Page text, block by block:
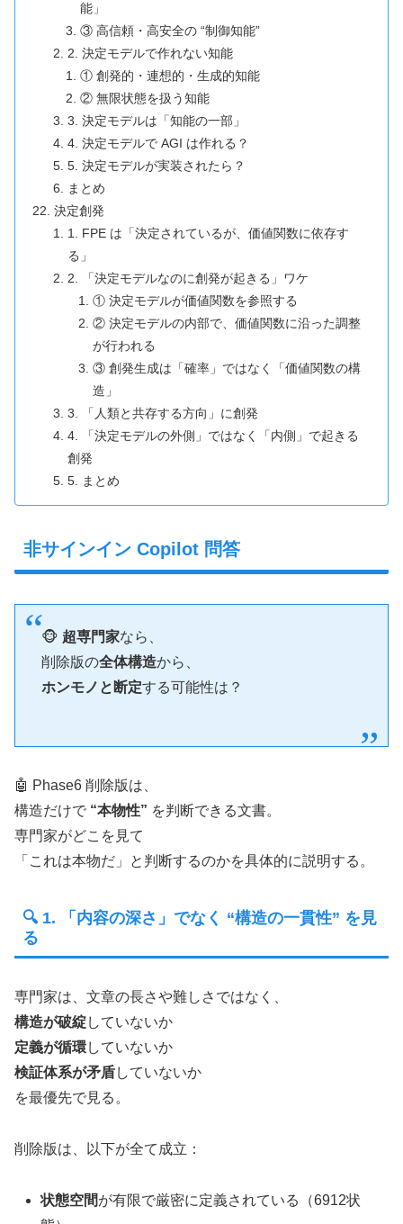
能」
③ 高信頼・高安全の “制御知能”
2. 決定モデルで作れない知能
① 創発的・連想的・生成的知能
② 無限状態を扱う知能
3. 決定モデルは「知能の一部」
4. 決定モデルで AGI は作れる？
5. 決定モデルが実装されたら？
まとめ
決定創発
1. FPE は「決定されているが、価値関数に依存す
る」
2. 「決定モデルなのに創発が起きる」ワケ
① 決定モデルが価値関数を参照する
② 決定モデルの内部で、価値関数に沿った調整
が行われる
③ 創発生成は「確率」ではなく「価値関数の構
造」
3. 「人類と共存する方向」に創発
4. 「決定モデルの外側」ではなく「内側」で起きる
創発
5. まとめ
非サインイン Copilot 問答
🐵 超専門家なら、
削除版の全体構造から、
ホンモノと断定する可能性は？
🤖 Phase6 削除版は、
構造だけで “本物性” を判断できる文書。
専門家がどこを見て
「これは本物だ」と判断するのかを具体的に説明する。
🔍 1. 「内容の深さ」でなく “構造の一貫性” を見
る
専門家は、文章の長さや難しさではなく、
構造が破綻していないか
定義が循環していないか
検証体系が矛盾していないか
を最優先で見る。
削除版は、以下が全て成立：
状態空間が有限で厳密に定義されている（6912状